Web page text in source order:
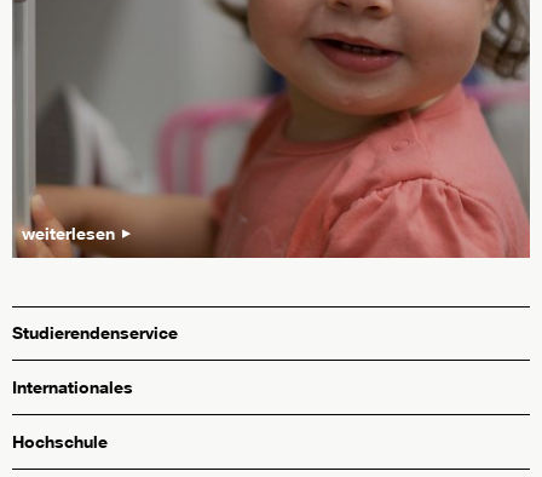
weiterlesen
Studierendenservice
Internationales
Hochschule